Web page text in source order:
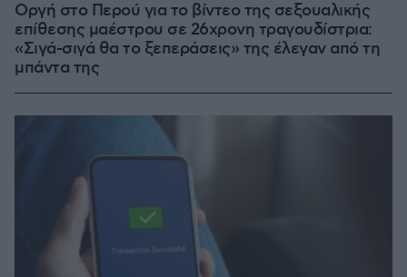
Οργή στο Περού για το βίντεο της σεξουαλικής
επίθεσης μαέστρου σε 26χρονη τραγουδίστρια:
«Σιγά-σιγά θα το ξεπεράσεις» της έλεγαν από τη
μπάντα της